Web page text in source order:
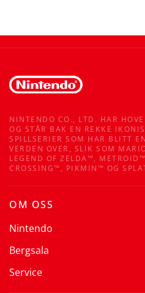
NINTENDO CO., LTD. HAR
OG STÅR BAK EN REKKE
SPILLSERIER SOM HAR BLITT
VERDEN OVER, SLIK SOM
LEGEND OF ZELDA™,
CROSSING™, PIKMIN™ OG
OM OSS
Nintendo
Bergsala
Service